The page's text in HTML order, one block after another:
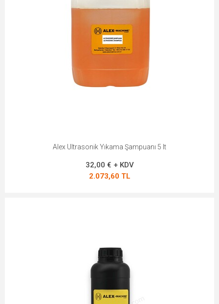
Alex Ultrasonik Yıkama Şampuanı 5 lt
32,00 € + KDV
2.073,60 TL